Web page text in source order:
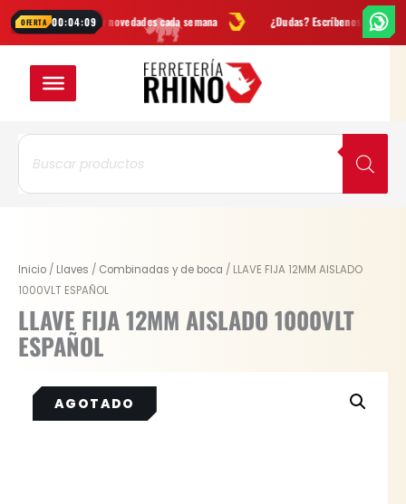
OFERTA 00:04:09
Ofertasy novedades cada semana ¿Dudas? Escríbenos porWhatsApp
contenido
Búsqueda
productos
Inicio / Llaves / Combinadas y de boca / LLAVE FIJA 12MM AISLADO
1000VLT ESPAÑOL
LLAVE FIJA 12MM AISLADO 1000VLT
ESPAÑOL